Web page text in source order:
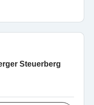
Steuerberg